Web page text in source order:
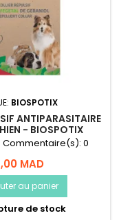
BIOSPOTIX
ANTIPARASITAIRE
- BIOSPOTIX
Commentaire(s): 0
MAD
au panier
de stock